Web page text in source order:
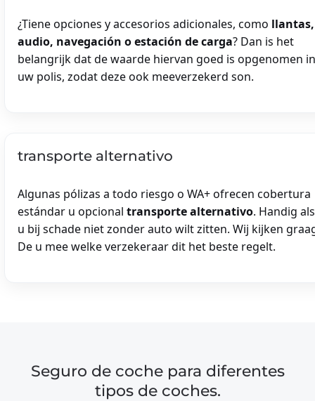
¿Tiene opciones y accesorios adicionales, como llantas,
audio, navegación o estación de carga? Dan is het
belangrijk dat de waarde hiervan goed is opgenomen in
uw polis, zodat deze ook meeverzekerd son.
transporte alternativo
Algunas pólizas a todo riesgo o WA+ ofrecen cobertura
estándar u opcional transporte alternativo. Handig als
u bij schade niet zonder auto wilt zitten. Wij kijken
De u mee welke verzekeraar dit het beste regelt.
Seguro de coche para diferentes
tipos de coches.